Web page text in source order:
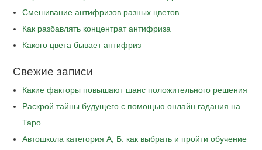
Cмешивание антифризов разных цветов
Как разбавлять концентрат антифриза
Какого цвета бывает антифриз
Свежие записи
Какие факторы повышают шанс положительного решения
Раскрой тайны будущего с помощью онлайн гадания на
Таро
Автошкола категория А, Б: как выбрать и пройти обучение